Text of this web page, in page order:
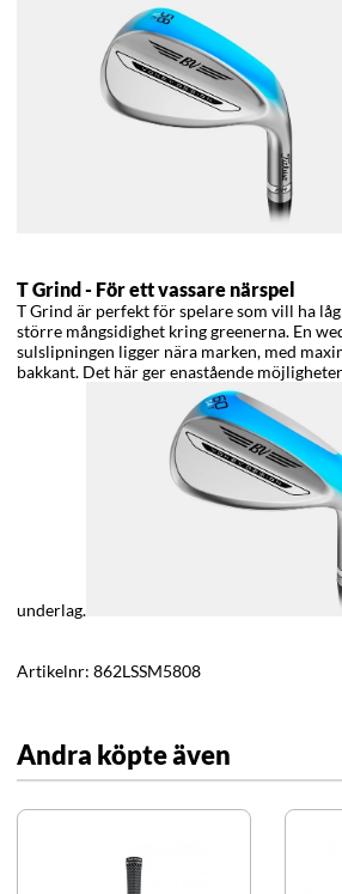
T Grind - För ett vassare närspel
T Grind är perfekt för spelare som vill ha
större mångsidighet kring greenerna. En
sulslipningen ligger nära marken, med
bakkant. Det här ger enastående
underlag.
Artikelnr: 862LSSM5808
Andra köpte även